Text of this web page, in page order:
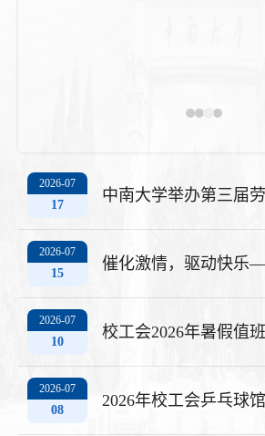
2026-07
17
2026-07
15
2026-07
10
校工会2026年暑假值
2026-07
08